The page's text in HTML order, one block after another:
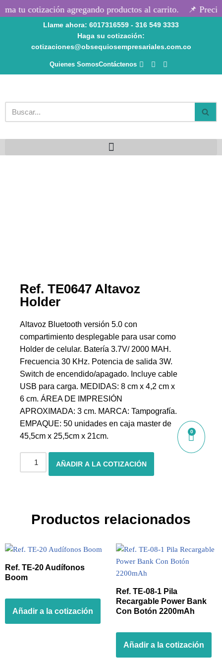
contenido
tu cotización agregando productos al carrito. 📌
Llame ahora: 6017316559 - 316 549 3333
Haga su cotización:
cotizaciones@obsequiosempresariales.com.co
Quienes SomosContáctenos
0
Ref. TE0647 Altavoz
Holder
Altavoz Bluetooth versión 5.0 con
compartimiento desplegable para usar como
Holder de celular. Batería 3.7V/ 2000 MAH.
Frecuencia 30 KHz. Potencia de salida 3W.
Switch de encendido/apagado. Incluye cable
USB para carga. MEDIDAS: 8 cm x 4,2 cm x
6 cm. ÁREA DE IMPRESIÓN
APROXIMADA: 3 cm. MARCA: Tampografía.
EMPAQUE: 50 unidades en caja master de
45,5cm x 25,5cm x 21cm.
AÑADIR A LA COTIZACIÓN
Productos relacionados
Ref. TE-20 Audífonos
Boom
Añadir a la cotización
Ref. TE-08-1 Pila
Recargable Power Bank
Con Botón 2200mAh
Añadir a la cotización